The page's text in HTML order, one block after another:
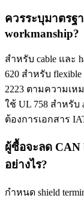
ควรระบุมาตรฐ
workmanship?
สำหรับ cable และ
620 สำหรับ flexible
2223 ตามความเห
ใช้ UL 758 สำหรับ
ต้องการเอกสาร
ผู้ซื้อจะลด CAN
อย่างไร?
กำหนด shield